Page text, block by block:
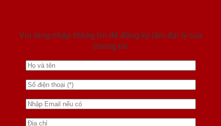
Vui lòng nhập thông tin để đăng ký làm đại lý của
chúng tôi